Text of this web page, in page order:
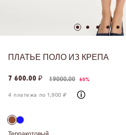
ПЛАТЬЕ ПОЛО ИЗ КРЕПА
7 600.00 ₽ 19000.00 60%
4 платежа по 1,900 ₽